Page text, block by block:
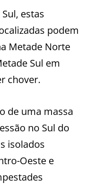
estas
podem
Metade Norte
Sul em
chover.
de uma massa
no Sul do
isolados
Oeste e